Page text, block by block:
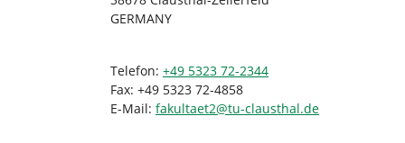
GERMANY
Telefon: +49 5323 72-2344
Fax: +49 5323 72-4858
E-Mail: fakultaet2@tu-clausthal.de